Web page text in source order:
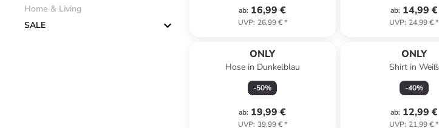
Home & Living
SALE
ab: 16,99 €
UVP: 26,99 €*
ab: 14,99 €
UVP: 24,99 €*
ONLY
Hose in Dunkelblau
-50%
ab: 19,99 €
UVP: 39,99 €*
ONLY
Shirt in Weiß
-40%
ab: 12,99 €
UVP: 21,99 €*